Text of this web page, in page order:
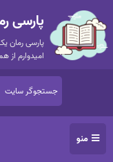
پارسی
پارسی رمان
امیدوارم از
منو